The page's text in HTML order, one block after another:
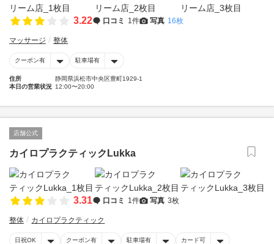
3.22 口コミ 1件 写真 16枚
マッサージ 整体
クーポン有 駐車場有
住所
静岡県浜松市中央区豊町1929-1
本日の営業状況 12:00〜20:00
店舗公式
カイロプラクティックLukka
3.31 口コミ 1件 写真 3枚
整体 カイロプラクティック
日祝OK クーポン有 駐車場有 カード可